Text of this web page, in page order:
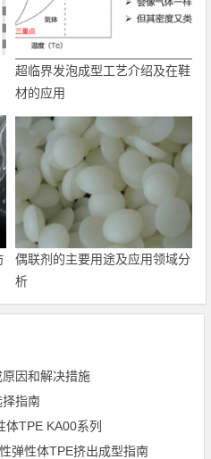
超临界发泡成型工艺介绍及在鞋
材的应用
偶联剂的主要用途及应用领域分
析
因和解决措施
指南
体TPE KA00系列
弹性体TPE挤出成型指南